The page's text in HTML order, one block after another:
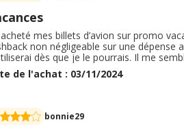
acheté mes billets d’avion sur promo
non négligeable sur une dépense
dès que je le pourrais. Il me
essentiels ou encore en pratiquant
application
de l'achat : 03/11/2024
bonnie29